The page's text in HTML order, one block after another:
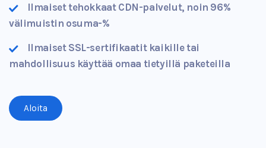
Ilmaiset tehokkaat CDN-palvelut, noin 96%
välimuistin osuma-%
Ilmaiset SSL-sertifikaatit kaikille tai
mahdollisuus käyttää omaa tietyillä paketeilla
Aloita